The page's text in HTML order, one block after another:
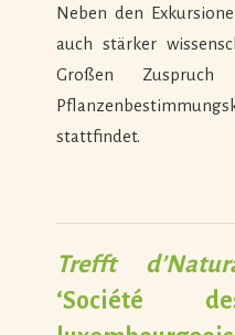
Neben den
auch stärker
Großen
stattfindet.
Trefft
‘Société